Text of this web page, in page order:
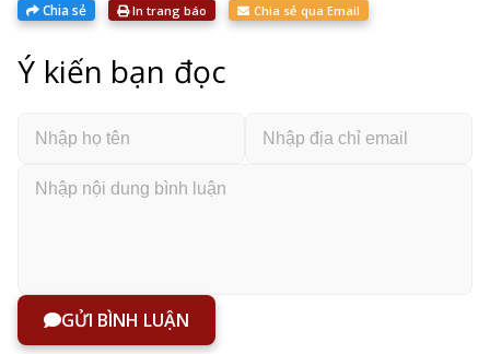
Chia sẻ In trang báo Chia sẻ qua Email
Ý kiến bạn đọc
GỬI BÌNH LUẬN